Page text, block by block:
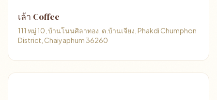
เล้า Coffee
111 หมู่ 10, บ้านโนนศิลาทอง, ต.บ้านเจียง, Phakdi Chumphon
District, Chaiyaphum 36260